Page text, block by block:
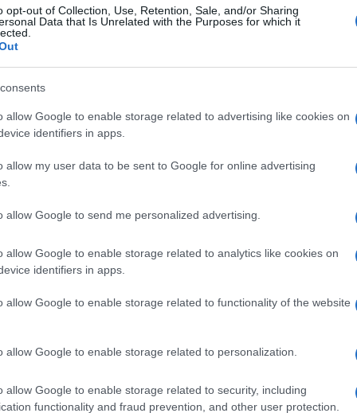
opt-out of Collection, Use, Retention, Sale, and/or Sharing
Data that Is Unrelated with the Purposes for which it
allow Google to enable storage related to advertising like cookies on
identifiers in apps.
allow my user data to be sent to Google for online advertising
allow Google to send me personalized advertising.
allow Google to enable storage related to analytics like cookies on
identifiers in apps.
allow Google to enable storage related to functionality of the website
allow Google to enable storage related to personalization.
allow Google to enable storage related to security, including
functionality and fraud prevention, and other user protection.
in ambito urbano. Viene prevista una
colposi contro la vita e l’incolumità
e contro il patrimonio, o che
commessi all’interno o nelle immediate
o all’interno dei convogli
anche la pena per il reato di
pubbliche
denunciati o condannati, anche con
anni precedenti, per delitti contro la
aree interne e nelle pertinenze di
e di trasporto pubblico locale,
al reato di lesioni personali gravi o
o aperto al pubblico. Si eleva a delitto
con la pena della reclusione fino a un
fatto commesso da più persone, la
e di repressione delletruffe agli anziani,